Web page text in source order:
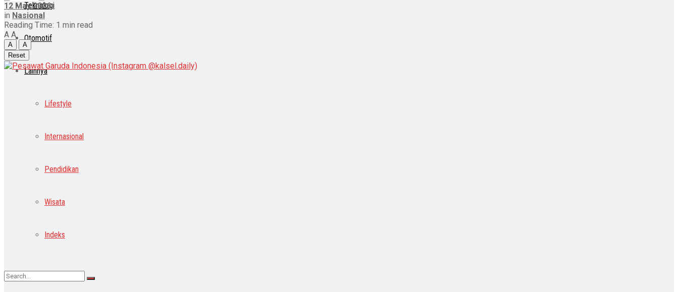
Teknologi
Otomotif
Lainnya
Lifestyle
Internasional
Pendidikan
Wisata
Indeks
12 May 2026
in Nasional
Reading Time: 1 min read
A A
A
A
Reset